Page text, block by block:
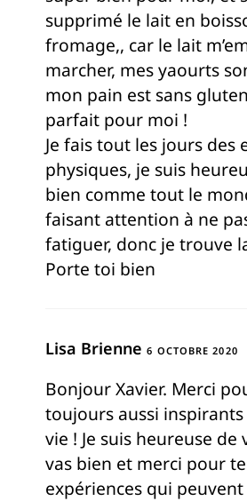
supprimé le lait en
fromage,, car le lait
marcher, mes yaourts
mon pain est sans
parfait pour moi !
Je fais tout les jours des
physiques, je suis
bien comme tout le
faisant attention à ne
fatiguer, donc je trouve
Porte toi bien
Lisa Brienne6 OCTOBRE 2020
Bonjour Xavier. Merci
toujours aussi
vie ! Je suis heureuse
vas bien et merci pour
expériences qui